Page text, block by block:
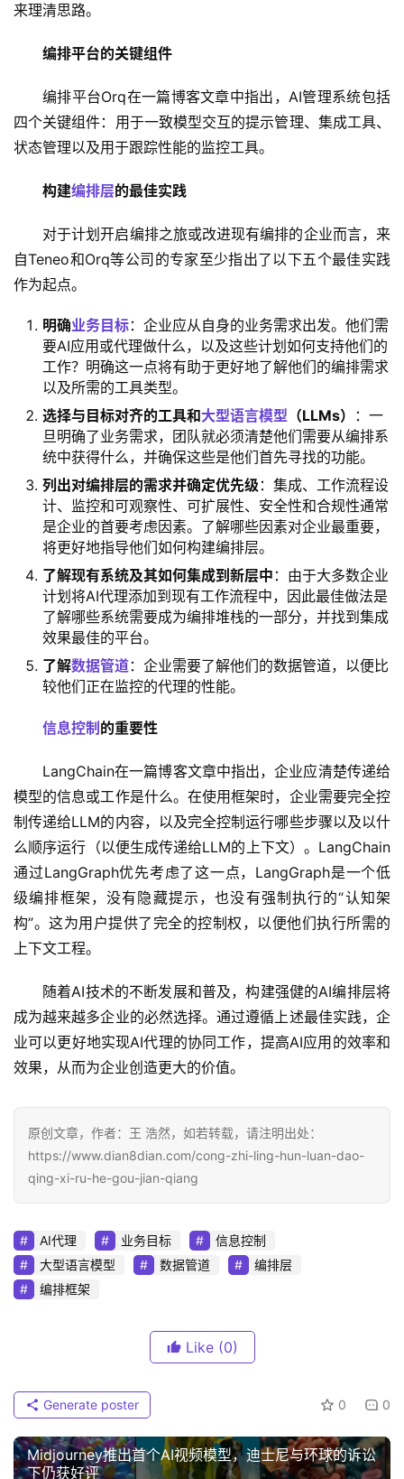
来理清思路。
编排平台的关键组件
编排平台Orq在一篇博客文章中指出，AI管理系统包括
四个关键组件：用于一致模型交互的提示管理、集成工具、
状态管理以及用于跟踪性能的监控工具。
构建编排层的最佳实践
对于计划开启编排之旅或改进现有编排的企业而言，来
自Teneo和Orq等公司的专家至少指出了以下五个最佳实践
作为起点。
明确业务目标‌：企业应从自身的业务需求出发。他们需
要AI应用或代理做什么，以及这些计划如何支持他们的
工作？明确这一点将有助于更好地了解他们的编排需求
以及所需的工具类型。
选择与目标对齐的工具和大型语言模型 （LLMs）
‌：一
旦明确了业务需求，团队就必须清楚他们需要从编排系
统中获得什么，并确保这些是他们首先寻找的功能。
列出对编排层的需求并确定优先级 ‌：集成、工作流程设
计、监控和可观察性、可扩展性、安全性和合规性通常
是企业的首要考虑因素。了解哪些因素对企业最重要，
将更好地指导他们如何构建编排层。
了解现有系统及其如何集成到新层中 ‌：由于大多数企业
计划将AI代理添加到现有工作流程中，因此最佳做法是
了解哪些系统需要成为编排堆栈的一部分，并找到集成
效果最佳的平台。
了解数据管道‌：企业需要了解他们的数据管道，以便比
较他们正在监控的代理的性能。
信息控制 的重要性
LangChain在一篇博客文章中指出，企业应清楚传递给
模型的信息或工作是什么。在使用框架时，企业需要完全控
制传递给LLM的内容，以及完全控制运行哪些步骤以及以什
么顺序运行（以便生成传递给LLM的上下文）。LangChain
通过LangGraph优先考虑了这一点，LangGraph是一个低
级编排框架，没有隐藏提示，也没有强制执行的“认知架
构”。这为用户提供了完全的控制权，以便他们执行所需的
上下文工程。
随着AI技术的不断发展和普及，构建强健的AI编排层将
成为越来越多企业的必然选择。通过遵循上述最佳实践，企
业可以更好地实现AI代理的协同工作，提高AI应用的效率和
效果，从而为企业创造更大的价值。
原创文章，作者：王 浩然，如若转载，请注明出处：
https://www.dian8dian.com/cong-zhi-ling-hun-luan-dao-
qing-xi-ru-he-gou-jian-qiang
AI代理 业务目标
信息控制
大型语言模型
数据管道
编排层
编排框架
Like (0)
0 0
Generate poster
Midjourney推出首个AI视频模型，迪士尼与环球的诉讼
下仍获好评‌